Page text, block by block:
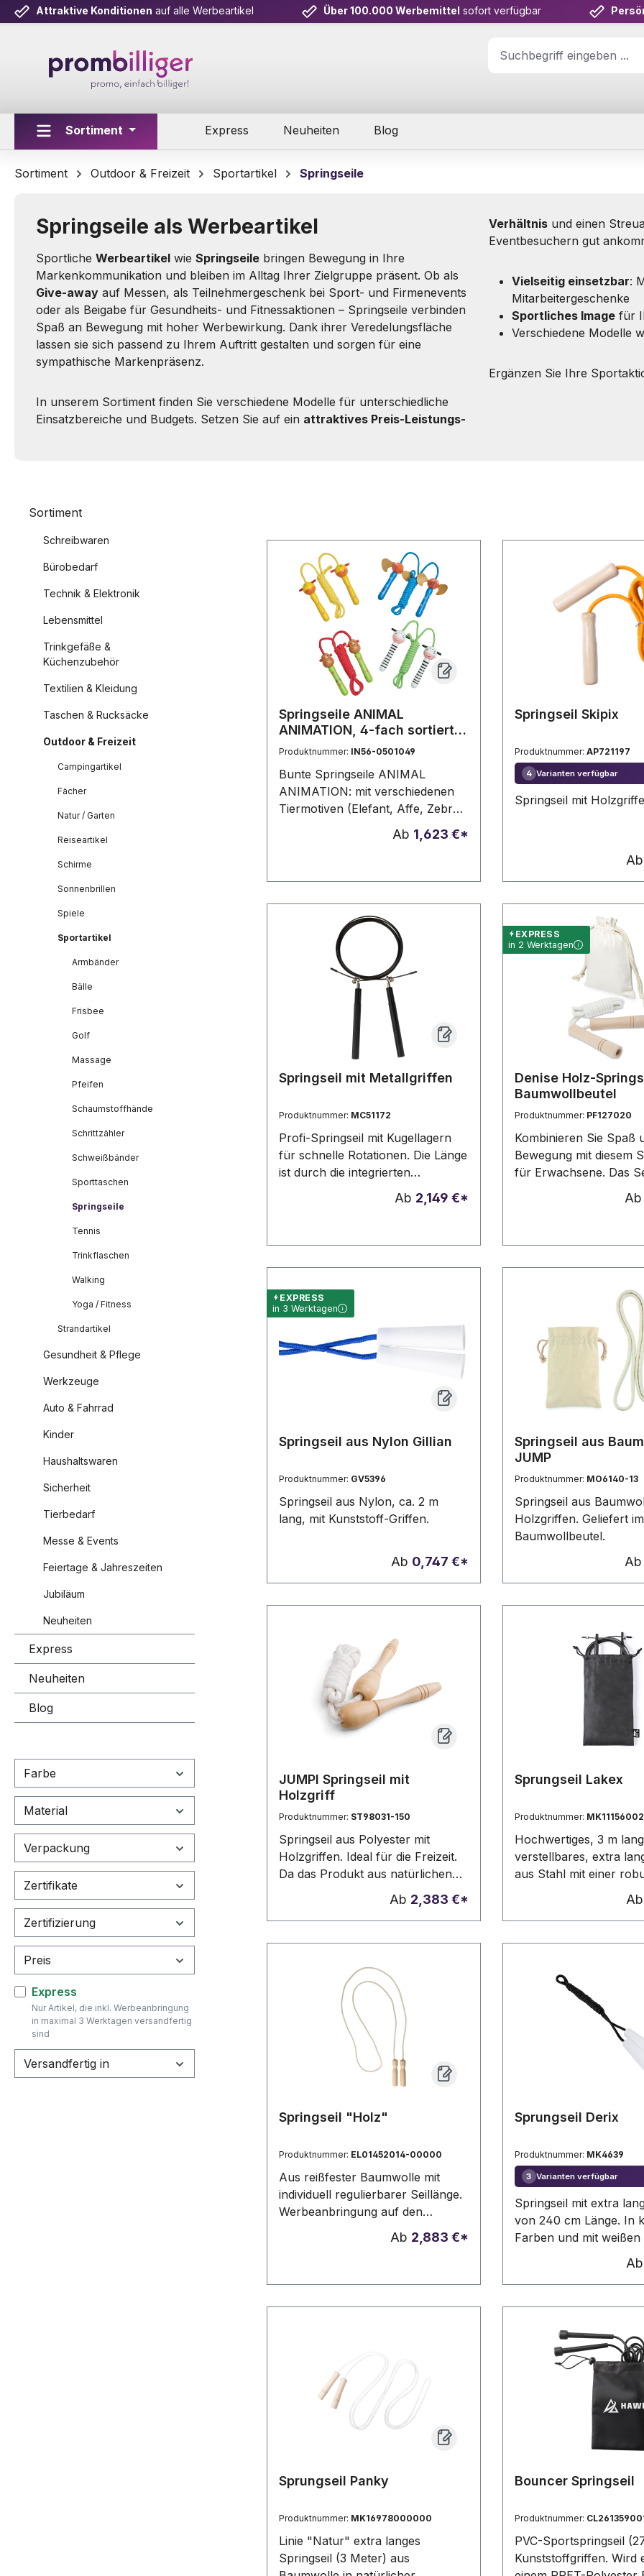
Hauptinhalt springen
Zur Suche springen
Zur Hauptnavigation springen
Attraktive Konditionen auf alle Werbeartikel Über 100.000 Werbemittel sofort verfügbar
Sortiment Express Neuheiten Blog
Sortiment Outdoor & Freizeit Sportartikel Springseile
Springseile als Werbeartikel
Sportliche Werbeartikel wie Springseile bringen Bewegung in Ihre
Markenkommunikation und bleiben im Alltag Ihrer Zielgruppe präsent. Ob als
Give-away auf Messen, als Teilnehmergeschenk bei Sport- und Firmenevents
oder als Beigabe für Gesundheits- und Fitnessaktionen – Springseile verbinden
Spaß an Bewegung mit hoher Werbewirkung. Dank ihrer Veredelungsfläche
lassen sie sich passend zu Ihrem Auftritt gestalten und sorgen für eine
sympathische Markenpräsenz.
In unserem Sortiment finden Sie verschiedene Modelle für unterschiedliche
Einsatzbereiche und Budgets. Setzen Sie auf ein attraktives Preis-Leistungs-
Verhältnis und einen
Eventbesuchern gut
Vielseitig einsetzbar:
Mitarbeitergeschenke
Sportliches Image für
Verschiedene Modelle
Ergänzen Sie Ihre
Sortiment
Schreibwaren
Bürobedarf
Technik & Elektronik
Lebensmittel
Trinkgefäße &
Küchenzubehör
Textilien & Kleidung
Taschen & Rucksäcke
Outdoor & Freizeit
Campingartikel
Fächer
Natur / Garten
Reiseartikel
Schirme
Sonnenbrillen
Spiele
Sportartikel
Armbänder
Bälle
Frisbee
Golf
Massage
Pfeifen
Schaumstoffhände
Schrittzähler
Schweißbänder
Sporttaschen
Springseile
Tennis
Trinkflaschen
Walking
Yoga / Fitness
Strandartikel
Gesundheit & Pflege
Werkzeuge
Auto & Fahrrad
Kinder
Haushaltswaren
Sicherheit
Tierbedarf
Messe & Events
Feiertage & Jahreszeiten
Jubiläum
Neuheiten
Express
Neuheiten
Blog
Farbe
Material
Verpackung
Zertifikate
Zertifizierung
Preis
Filter hinzufügen: Express
Express
Nur Artikel, die inkl. Werbeanbringung
in maximal 3 Werktagen versandfertig
sind
Versandfertig in
Springseile ANIMAL
ANIMATION, 4-fach sortiert,
Preis pro Stück
Produktnummer: IN56-0501049
Bunte Springseile ANIMAL
ANIMATION: mit verschiedenen
Tiermotiven (Elefant, Affe, Zebra,
Giraffe) am Holzgriff, 4-fach
Ab 1,623 €*
Springseil Skipix
Produktnummer: AP721197
4 Varianten verfügbar
Springseil mit
Ab
Springseil mit Metallgriffen
Produktnummer: MC51172
Profi-Springseil mit Kugellagern
für schnelle Rotationen. Die Länge
ist durch die integrierten
Stellschrauben individuell
einstellbar. Die Griffe sind aus
das Stahlseil ist mit einer
Griff.
Ab 2,149 €*
EXPRESS
in 2 Werktagen
Denise Holz-
Baumwollbeutel
Produktnummer: PF127020
Kombinieren Sie Spaß
Bewegung mit diesem
für Erwachsene. Das
Baumwolle und die
Buchenholz gefertigt.
Erwachsene mit einer
Griffe (12 x 2,5 cm) sind
ergonomisch geformt
gut in der Hand. Wird
Aufbewahrungsbeutel
Baumwolle (18 x 13
Die Lasergravur wird als
nachhaltige
Dekorationsmöglichkeit
EXPRESS
in 3 Werktagen
Springseil aus Nylon Gillian
Produktnummer: GV5396
Springseil aus Nylon, ca. 2 m
lang, mit Kunststoff-Griffen.
Ab 0,747 €*
Springseil aus
JUMP
Produktnummer: MO6140-13
Springseil aus
Holzgriffen. Geliefert im
Baumwollbeutel.
Ab
JUMPI Springseil mit
Holzgriff
Produktnummer: ST98031-150
Springseil aus Polyester mit
Holzgriffen. Ideal für die Freizeit.
Da das Produkt aus natürlichen
Materialien hergestellt wird,
können Farbe des Produkts sowie
das Druckergebnis von Produkt
zu Produkt unterschiedlich sein.
Ab 2,383 €*
Sprungseil Lakex
Produktnummer:
Hochwertiges, 3 m
verstellbares, extra
aus Stahl mit einer
Beschichtung. Mit
Griffen und in einer
Polyesterhülle mit
Kordelzugverschluss,
Wiederverwendung von
Kunststoffabfällen zu
zur Nachhaltigkeit des
beizutragen.
RPET-Etikett auf die
Hülle.Einstellbar.
Ab
Springseil "Holz"
Produktnummer: EL01452014-00000
Aus reißfester Baumwolle mit
individuell regulierbarer Seillänge.
Werbeanbringung auf den
Holzgriffen möglich. Farbige Griffe
Ab 2,883 €*
Sprungseil Derix
Produktnummer: MK4639
3 Varianten verfügbar
Springseil mit extra
von 240 cm Länge. In
Farben und mit weißen
angenehm in der Hand
Präsentiert in
Zustand.
Ab
Sprungseil Panky
Produktnummer: MK16978000000
Linie "Natur" extra langes
Springseil (3 Meter) aus
Bouncer Springseil
Produktnummer:
PVC-Sportspringseil
Kunststoffgriffen. Wird